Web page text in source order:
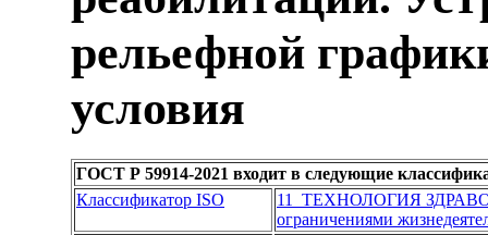
рельефной
условия
ГОСТ Р 59914-2021 входит в следующие
Классификатор ISO
11 ТЕХНОЛОГИЯ
ограничениями